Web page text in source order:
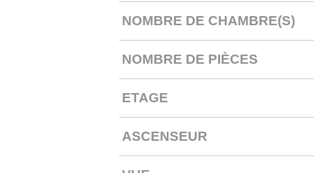
NOMBRE DE CHAMBRE(S)
NOMBRE DE PIÈCES
ETAGE
ASCENSEUR